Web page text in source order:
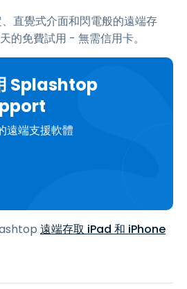
直覺式介面和閃電般的遠端存
天的免費試用 - 無需信用卡。
Splashtop
遠端支援軟體
遠端存取 iPad 和 iPhone